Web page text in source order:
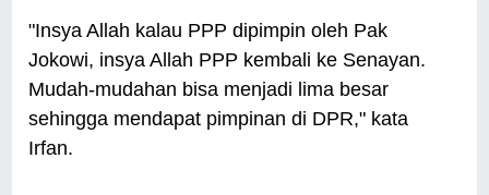
"Insya Allah kalau PPP dipimpin oleh Pak
Jokowi, insya Allah PPP kembali ke Senayan.
Mudah-mudahan bisa menjadi lima besar
sehingga mendapat pimpinan di DPR," kata
Irfan.